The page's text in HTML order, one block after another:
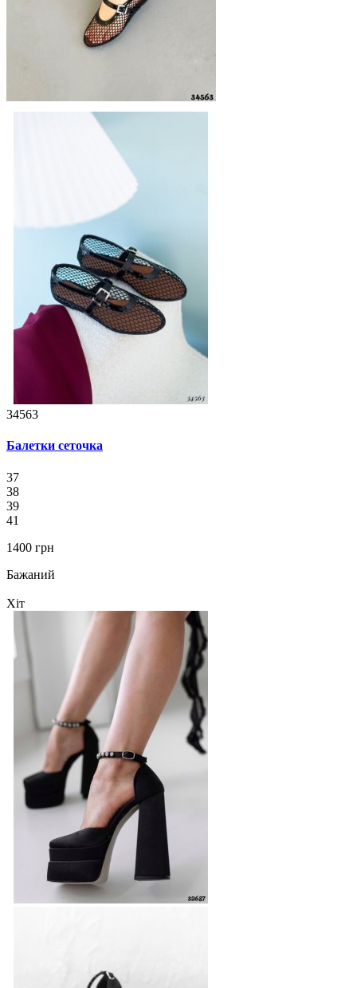
34563
Балетки сеточка
37
38
39
41
1400 грн
Бажаний
Хіт